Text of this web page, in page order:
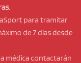
.
para tramitar
de 7 días desde
médica contactarán